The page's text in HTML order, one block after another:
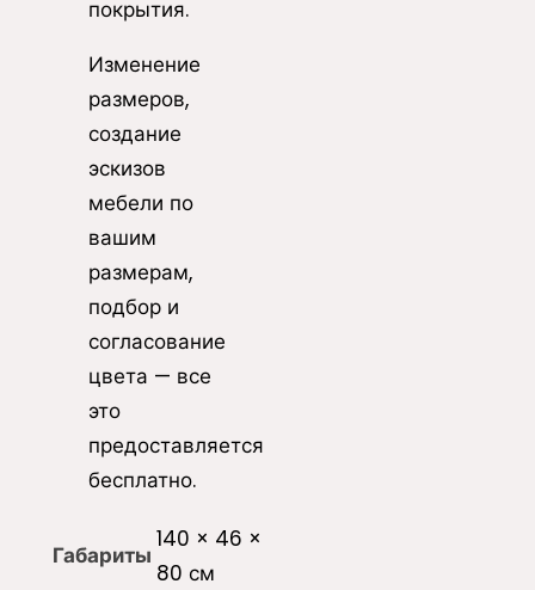
покрытия.
Изменение
размеров,
создание
эскизов
мебели по
вашим
размерам,
подбор и
согласование
цвета — все
это
предоставляется
бесплатно.
Габариты
140 × 46 ×
80 см